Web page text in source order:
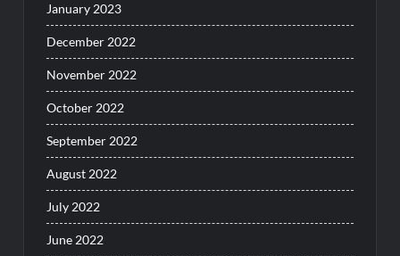
January 2023
December 2022
November 2022
October 2022
September 2022
August 2022
July 2022
June 2022